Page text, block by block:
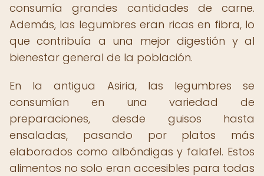
consumía grandes cantidades de carne.
Además, las legumbres eran ricas en fibra, lo
que contribuía a una mejor digestión y al
bienestar general de la población.
En la antigua Asiria, las legumbres se
consumían en una variedad de
preparaciones, desde guisos hasta
ensaladas, pasando por platos más
elaborados como albóndigas y falafel. Estos
alimentos no solo eran accesibles para todas